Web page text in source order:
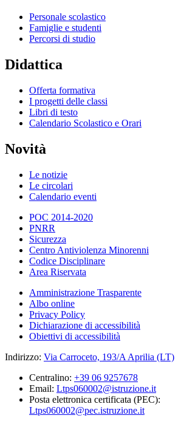
Personale scolastico
Famiglie e studenti
Percorsi di studio
Didattica
Offerta formativa
I progetti delle classi
Libri di testo
Calendario Scolastico e Orari
Novità
Le notizie
Le circolari
Calendario eventi
POC 2014-2020
PNRR
Sicurezza
Centro Antiviolenza Minorenni
Codice Disciplinare
Area Riservata
Amministrazione Trasparente
Albo online
Privacy Policy
Dichiarazione di accessibilità
Obiettivi di accessibilità
Indirizzo: Via Carroceto, 193/A Aprilia (LT)
Centralino: +39 06 9257678
Email: Ltps060002@istruzione.it
Posta elettronica certificata (PEC):
Ltps060002@pec.istruzione.it